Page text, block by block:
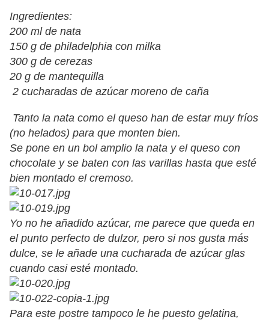
Ingredientes:
200 ml de nata
150 g de philadelphia con milka
300 g de cerezas
20 g de mantequilla
2 cucharadas de azúcar moreno de caña
Tanto la nata como el queso han de estar muy fríos
(no helados) para que monten bien.
Se pone en un bol amplio la nata y el queso con
chocolate y se baten con las varillas hasta que esté
bien montado el cremoso.
Yo no he añadido azúcar, me parece que queda en
el punto perfecto de dulzor, pero si nos gusta más
dulce, se le añade una cucharada de azúcar glas
cuando casi esté montado.
Para este postre tampoco le he puesto gelatina,